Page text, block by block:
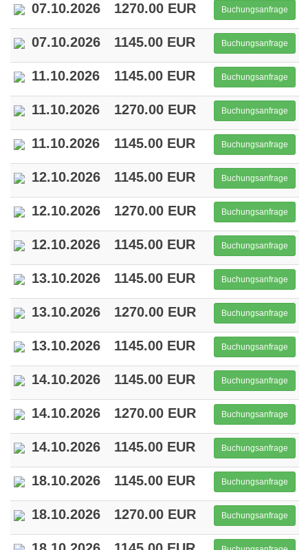
07.10.2026 1270.00 EUR Buchungsanfrage
07.10.2026 1145.00 EUR Buchungsanfrage
11.10.2026 1145.00 EUR Buchungsanfrage
11.10.2026 1270.00 EUR Buchungsanfrage
11.10.2026 1145.00 EUR Buchungsanfrage
12.10.2026 1145.00 EUR Buchungsanfrage
12.10.2026 1270.00 EUR Buchungsanfrage
12.10.2026 1145.00 EUR Buchungsanfrage
13.10.2026 1145.00 EUR Buchungsanfrage
13.10.2026 1270.00 EUR Buchungsanfrage
13.10.2026 1145.00 EUR Buchungsanfrage
14.10.2026 1145.00 EUR Buchungsanfrage
14.10.2026 1270.00 EUR Buchungsanfrage
14.10.2026 1145.00 EUR Buchungsanfrage
18.10.2026 1145.00 EUR Buchungsanfrage
18.10.2026 1270.00 EUR Buchungsanfrage